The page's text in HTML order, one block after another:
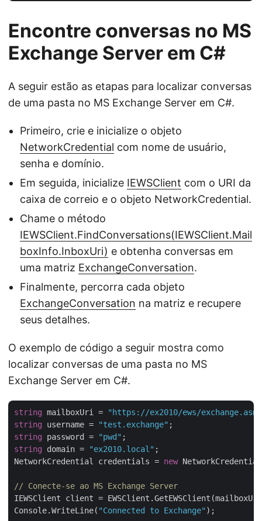
Encontre conversas no MS
Exchange Server em C#
A seguir estão as etapas para localizar conversas
de uma pasta no MS Exchange Server em C#.
Primeiro, crie e inicialize o objeto
NetworkCredential com nome de usuário,
senha e domínio.
Em seguida, inicialize IEWSClient com o URI da
caixa de correio e o objeto NetworkCredential.
Chame o método
IEWSClient.FindConversations(IEWSClient.Mail
boxInfo.InboxUri) e obtenha conversas em
uma matriz ExchangeConversation.
Finalmente, percorra cada objeto
ExchangeConversation na matriz e recupere
seus detalhes.
O exemplo de código a seguir mostra como
localizar conversas de uma pasta no MS
Exchange Server em C#.
string mailboxUri =
"https://ex2010/ews/
string username = "test.exchange"
string password = "pwd"
string domain = "ex2010.local" ;
NetworkCredential credentials = new
// Conecte-se ao MS Exchange Server
IEWSClient client =
Console.WriteLine( "Connected to Exchange" );